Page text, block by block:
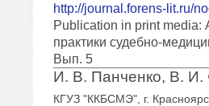
http://journal.forens-lit.ru/
Publication in print media:
практики судебно-
Вып. 5
И. В. Панченко, В. И.
КГУЗ "ККБСМЭ", г.